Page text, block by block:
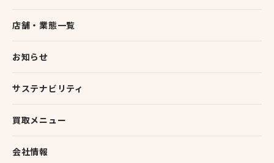
店舗・業態一覧
お知らせ
サステナビリティ
買取メニュー
会社情報